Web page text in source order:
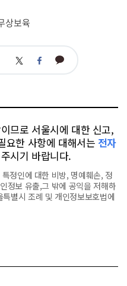
상보육
트 페 카
므로 서울시에 대한 신고,
요한 사항에 대해서는 전자
시기 바랍니다.
정인에 대한 비방, 명예훼손, 정
정보 유출,그 밖에 공익을 저해하
별시 조례 및 개인정보보호법에